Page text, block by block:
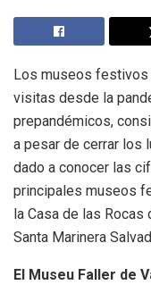
Los museos festivos
visitas desde la
prepandémicos,
a pesar de cerrar los
dado a conocer las
principales museos
la Casa de las Rocas
Santa Marinera
El Museu Faller de